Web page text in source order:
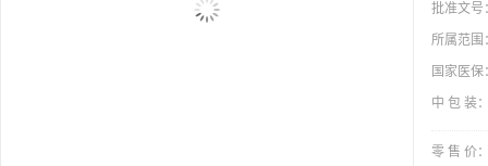
批准文号
所属范围
国家医保
中 包 装
零 售 价